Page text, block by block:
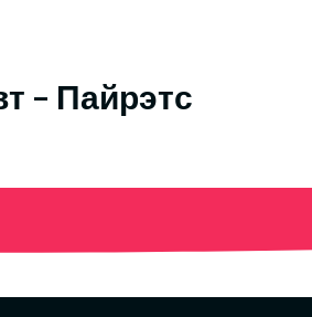
– Пайрэтс